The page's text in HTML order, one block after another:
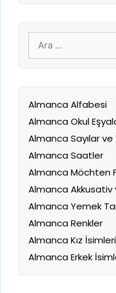
için
ara
Almanca Alfabesi
Almanca Okul
Almanca Sayılar ve
Almanca Saatler
Almanca Möchten
Almanca Akkusativ
Almanca Yemek
Almanca Renkler
Almanca Kız İsimleri
Almanca Erkek